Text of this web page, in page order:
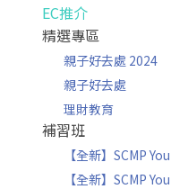
EC推介
精選專區
親子好去處 2024
親子好去處
理財教育
補習班
【全新】SCMP
【全新】SCMP